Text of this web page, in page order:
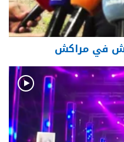
في مراكش